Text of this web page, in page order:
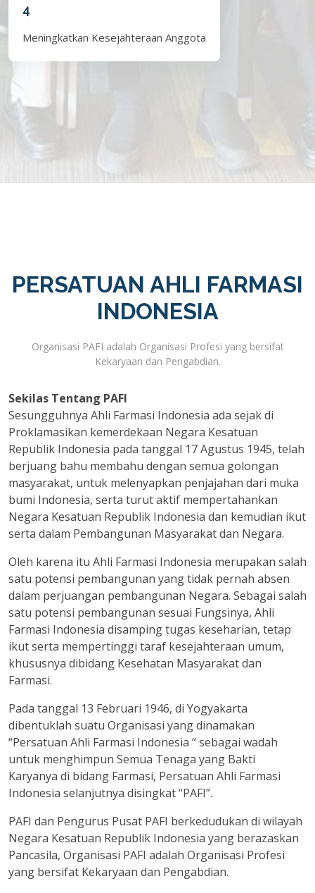
4
Meningkatkan Kesejahteraan Anggota
PERSATUAN AHLI FARMASI
INDONESIA
Organisasi PAFI adalah Organisasi Profesi yang bersifat
Kekaryaan dan Pengabdian.
Sekilas Tentang PAFI
Sesungguhnya Ahli Farmasi Indonesia ada sejak di
Proklamasikan kemerdekaan Negara Kesatuan
Republik Indonesia pada tanggal 17 Agustus 1945, telah
berjuang bahu membahu dengan semua golongan
masyarakat, untuk melenyapkan penjajahan dari muka
bumi Indonesia, serta turut aktif mempertahankan
Negara Kesatuan Republik Indonesia dan kemudian ikut
serta dalam Pembangunan Masyarakat dan Negara.
Oleh karena itu Ahli Farmasi Indonesia merupakan salah
satu potensi pembangunan yang tidak pernah absen
dalam perjuangan pembangunan Negara. Sebagai salah
satu potensi pembangunan sesuai Fungsinya, Ahli
Farmasi Indonesia disamping tugas keseharian, tetap
ikut serta mempertinggi taraf kesejahteraan umum,
khususnya dibidang Kesehatan Masyarakat dan
Farmasi.
Pada tanggal 13 Februari 1946, di Yogyakarta
dibentuklah suatu Organisasi yang dinamakan
“Persatuan Ahli Farmasi Indonesia “ sebagai wadah
untuk menghimpun Semua Tenaga yang Bakti
Karyanya di bidang Farmasi, Persatuan Ahli Farmasi
Indonesia selanjutnya disingkat “PAFI”.
PAFI dan Pengurus Pusat PAFI berkedudukan di wilayah
Negara Kesatuan Republik Indonesia yang berazaskan
Pancasila, Organisasi PAFI adalah Organisasi Profesi
yang bersifat Kekaryaan dan Pengabdian.